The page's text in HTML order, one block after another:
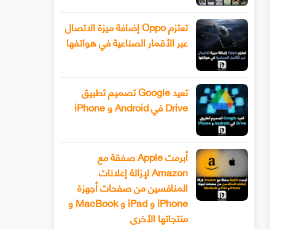
تعتزم Oppo إضافة ميزة الاتصال
عبر الأقمار الصناعية في هواتفها
تعيد Google تصميم تطبيق
Drive في Android و iPhone
أبرمت Apple صفقة مع
Amazon لإزالة إعلانات
المنافسين من صفحات أجهزة
iPhone و iPad و MacBook و
منتجاتها الأخرى